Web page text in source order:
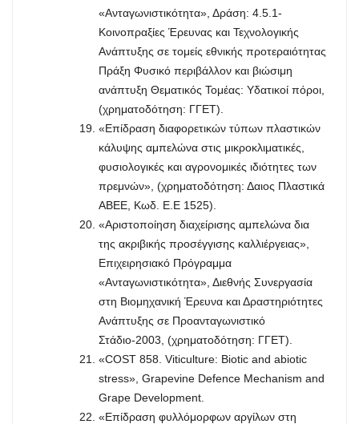
«Ανταγωνιστικότητα», Δράση: 4.5.1-
Κοινοπραξίες Έρευνας και Τεχνολογικής
Ανάπτυξης σε τομείς εθνικής προτεραιότητας
Πράξη Φυσικό περιβάλλον και βιώσιμη
ανάπτυξη Θεματικός Τομέας: Υδατικοί πόροι,
(χρηματοδότηση: ΓΓΕΤ).
«Επίδραση διαφορετικών τύπων πλαστικών
κάλυψης αμπελώνα στις μικροκλιματικές,
φυσιολογικές και αγρονομικές ιδιότητες των
πρεμνών», (χρηματοδότηση: Δαιος Πλαστικά
ΑΒΕΕ, Κωδ. Ε.Ε 1525).
«Αριστοποίηση διαχείρισης αμπελώνα δια
της ακριβικής προσέγγισης καλλιέργειας»,
Επιχειρησιακό Πρόγραμμα
«Ανταγωνιστικότητα», Διεθνής Συνεργασία
στη Βιομηχανική Έρευνα και Δραστηριότητες
Ανάπτυξης σε Προανταγωνιστικό
Στάδιο-2003, (χρηματοδότηση: ΓΓΕΤ).
«COST 858. Viticulture: Biotic and abiotic
stress», Grapevine Defence Mechanism and
Grape Development.
«Επίδραση φυλλόμορφων αργίλων στη